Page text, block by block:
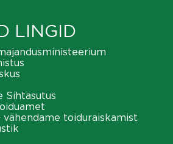
LINGID
Sihtasutus
vähendame toiduraiskamist